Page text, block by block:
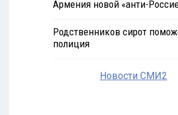
Армения новой «анти-
Родственников сирот
полиция
Новости СМИ2